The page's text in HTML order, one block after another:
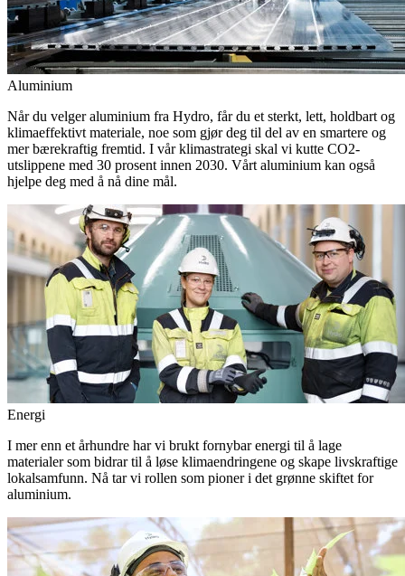
Aluminium
Når du velger aluminium fra Hydro, får du et sterkt, lett, holdbart og
klimaeffektivt materiale, noe som gjør deg til del av en smartere og
mer bærekraftig fremtid. I vår klimastrategi skal vi kutte CO2-
utslippene med 30 prosent innen 2030. Vårt aluminium kan også
hjelpe deg med å nå dine mål.
Energi
I mer enn et århundre har vi brukt fornybar energi til å lage
materialer som bidrar til å løse klimaendringene og skape livskraftige
lokalsamfunn. Nå tar vi rollen som pioner i det grønne skiftet for
aluminium.